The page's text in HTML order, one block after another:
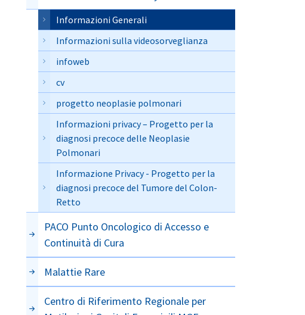
Informazioni Generali
Informazioni sulla videosorveglianza
infoweb
cv
progetto neoplasie polmonari
Informazioni privacy – Progetto per la
diagnosi precoce delle Neoplasie
Polmonari
Informazione Privacy - Progetto per la
diagnosi precoce del Tumore del Colon-
Retto
PACO Punto Oncologico di Accesso e
Continuità di Cura
Malattie Rare
Centro di Riferimento Regionale per